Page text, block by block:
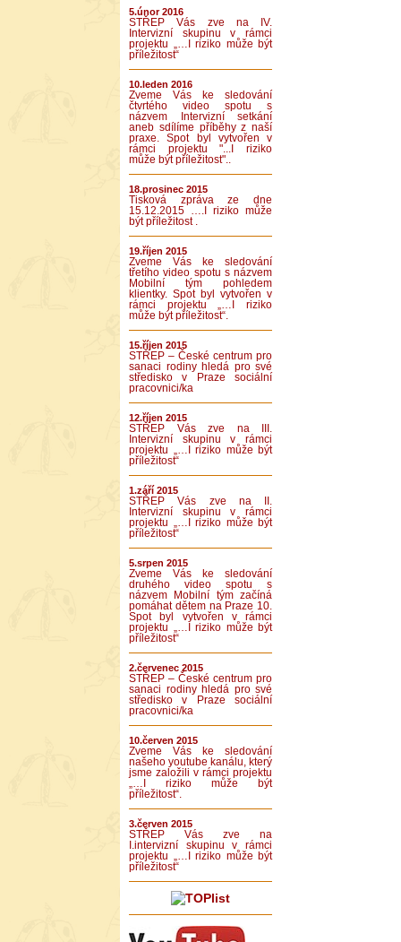
5.únor 2016
STŘEP Vás zve na IV.
Intervizní skupinu v rámci
projektu „…I riziko může být
příležitost“
10.leden 2016
Zveme Vás ke sledování
čtvrtého video spotu s
názvem Intervizní setkání
aneb sdílíme příběhy z naší
praxe. Spot byl vytvořen v
rámci projektu "...I riziko
může být příležitost"..
18.prosinec 2015
Tisková zpráva ze dne
15.12.2015 ….I riziko může
být příležitost .
19.říjen 2015
Zveme Vás ke sledování
třetího video spotu s názvem
Mobilní tým pohledem
klientky. Spot byl vytvořen v
rámci projektu „…I riziko
může být příležitost“.
15.říjen 2015
STŘEP – České centrum pro
sanaci rodiny hledá pro své
středisko v Praze sociální
pracovnici/ka
12.říjen 2015
STŘEP Vás zve na III.
Intervizní skupinu v rámci
projektu „…I riziko může být
příležitost“
1.září 2015
STŘEP Vás zve na II.
Intervizní skupinu v rámci
projektu „…I riziko může být
příležitost“
5.srpen 2015
Zveme Vás ke sledování
druhého video spotu s
názvem Mobilní tým začíná
pomáhat dětem na Praze 10.
Spot byl vytvořen v rámci
projektu „…I riziko může být
příležitost“
2.červenec 2015
STŘEP – České centrum pro
sanaci rodiny hledá pro své
středisko v Praze sociální
pracovnici/ka
10.červen 2015
Zveme Vás ke sledování
našeho youtube kanálu, který
jsme založili v rámci projektu
„…I riziko může být
příležitost“.
3.červen 2015
STŘEP Vás zve na
I.intervizní skupinu v rámci
projektu „…I riziko může být
příležitost“